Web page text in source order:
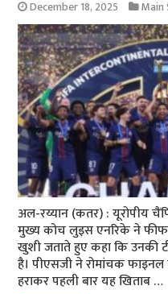
December 18, 2025 Main
अल-रय्यान (कतर) : यूरोपीय
मुख्य कोच लुइस एनरिके ने
खुशी जताते हुए कहा कि उनकी
है। पीएसजी ने रोमांचक
हराकर पहली बार यह खिताब …